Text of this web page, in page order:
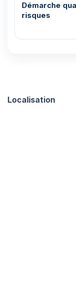
Démarche
risques
Localisation